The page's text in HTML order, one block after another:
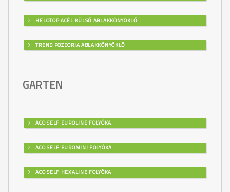
HELOTOP ACÉL KÜLSŐ ABLAKKÖNYÖKLŐ
TREND POZDORJA ABLAKKÖNYÖKLŐ
GARTEN
ACO SELF EUROLINE FOLYÓKA
ACO SELF EUROMINI FOLYÓKA
ACO SELF HEXALINE FOLYÓKA